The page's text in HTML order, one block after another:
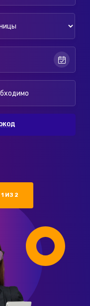
ИЗ 2